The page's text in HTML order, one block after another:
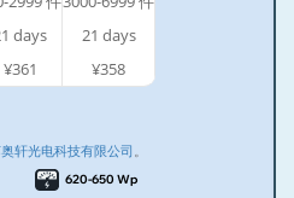
days 21 days
¥361 ¥358
轩光电科技有限公司 。
620-650 Wp